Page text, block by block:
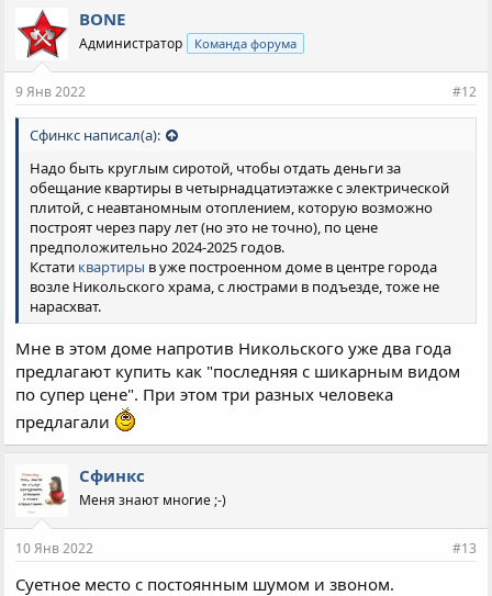
п
а
т
и
:
BONE
Администратор Команда форума
9 Янв 2022 #12
Сфинкс написал(а):
Надо быть круглым сиротой, чтобы отдать деньги за
обещание квартиры в четырнадцатиэтажке с электрической
плитой, с неавтаномным отоплением, которую возможно
построят через пару лет (но это не точно), по цене
предположительно 2024-2025 годов.
Кстати квартиры в уже построенном доме в центре города
возле Никольского храма, с люстрами в подъезде, тоже не
нарасхват.
Мне в этом доме напротив Никольского уже два года
предлагают купить как "последняя с шикарным видом
по супер цене". При этом три разных человека
предлагали
Сфинкс
Меня знают многие ;-)
10 Янв 2022 #13
Суетное место с постоянным шумом и звоном.